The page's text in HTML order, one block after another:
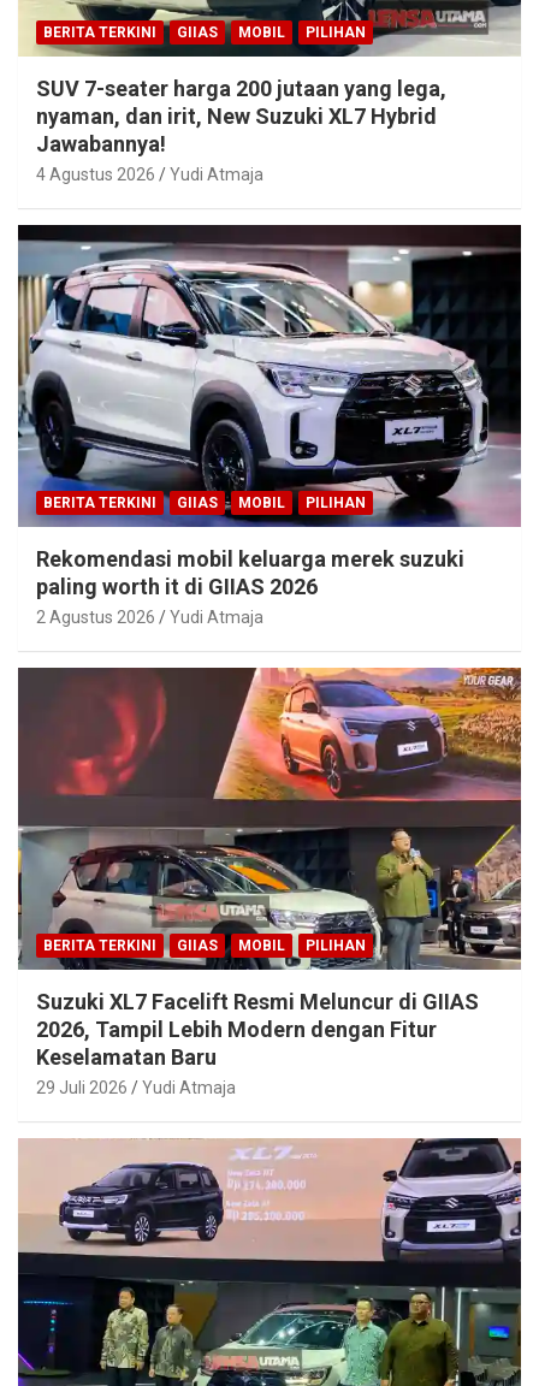
BERITA TERKINI GIIAS MOBIL PILIHAN
SUV 7-seater harga 200 jutaan yang lega,
nyaman, dan irit, New Suzuki XL7 Hybrid
Jawabannya!
4 Agustus 2026 Yudi Atmaja
BERITA TERKINI GIIAS MOBIL PILIHAN
Rekomendasi mobil keluarga merek suzuki
paling worth it di GIIAS 2026
2 Agustus 2026 Yudi Atmaja
BERITA TERKINI GIIAS MOBIL PILIHAN
Suzuki XL7 Facelift Resmi Meluncur di GIIAS
2026, Tampil Lebih Modern dengan Fitur
Keselamatan Baru
29 Juli 2026 Yudi Atmaja